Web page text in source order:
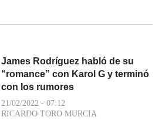
James Rodríguez habló de su
“romance” con Karol G y terminó
con los rumores
21/02/2022 - 07:12
RICARDO TORO MURCIA